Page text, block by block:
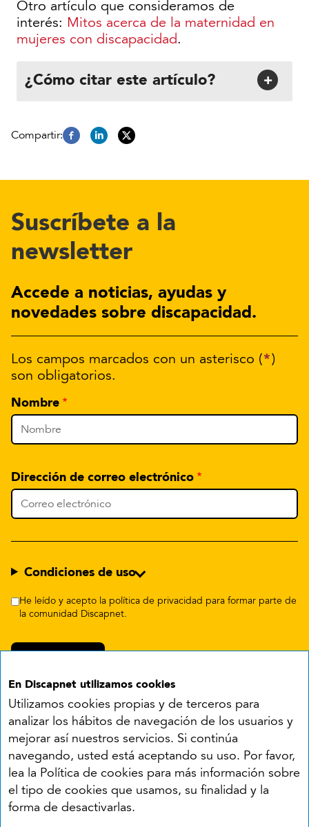
En Discapnet utilizamos cookies
Utilizamos cookies propias y de terceros para
analizar los hábitos de navegación de los usuarios y
mejorar así nuestros servicios. Si continúa
navegando, usted está aceptando su uso. Por favor,
lea la Política de cookies para más información sobre
el tipo de cookies que usamos, su finalidad y la
forma de desactivarlas.
Otro artículo que consideramos de
interés: Mitos acerca de la maternidad en
mujeres con discapacidad.
¿Cómo citar este artículo? +
Suscríbete a la
newsletter
Accede a noticias, ayudas y
novedades sobre discapacidad.
Los campos marcados con un asterisco (*)
son obligatorios.
Nombre
Dirección de correo electrónico
Condiciones de uso
He leído y acepto la política de privacidad para formar parte de
la comunidad Discapnet.
Síguenos en:
YouTube